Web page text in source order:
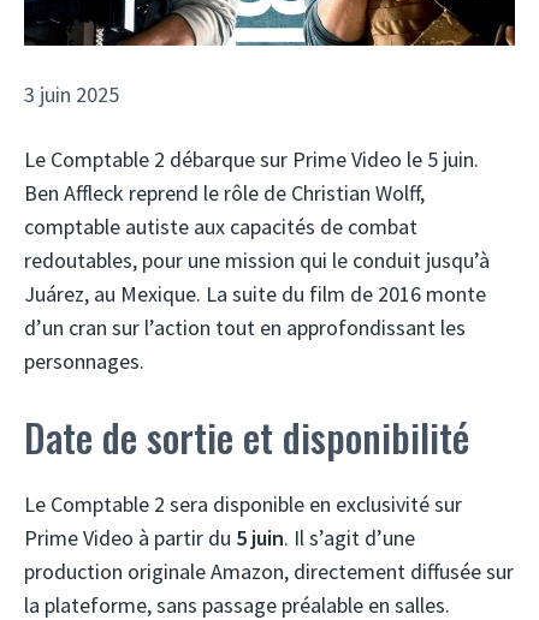
3 juin 2025
Le Comptable 2 débarque sur Prime Video le 5 juin.
Ben Affleck reprend le rôle de Christian Wolff,
comptable autiste aux capacités de combat
redoutables, pour une mission qui le conduit jusqu’à
Juárez, au Mexique. La suite du film de 2016 monte
d’un cran sur l’action tout en approfondissant les
personnages.
Date de sortie et disponibilité
Le Comptable 2 sera disponible en exclusivité sur
Prime Video à partir du 5 juin. Il s’agit d’une
production originale Amazon, directement diffusée sur
la plateforme, sans passage préalable en salles.